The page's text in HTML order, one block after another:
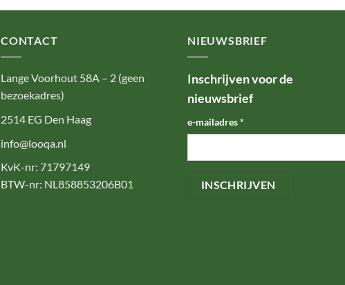
CONTACT
Lange Voorhout 58A – 2 (geen
bezoekadres)
2514 EG Den Haag
info@looqa.nl
KvK-nr: 71797149
BTW-nr: NL858853206B01
NIEUWSBRIEF
Inschrijven voor de
nieuwsbrief
e-mailadres*